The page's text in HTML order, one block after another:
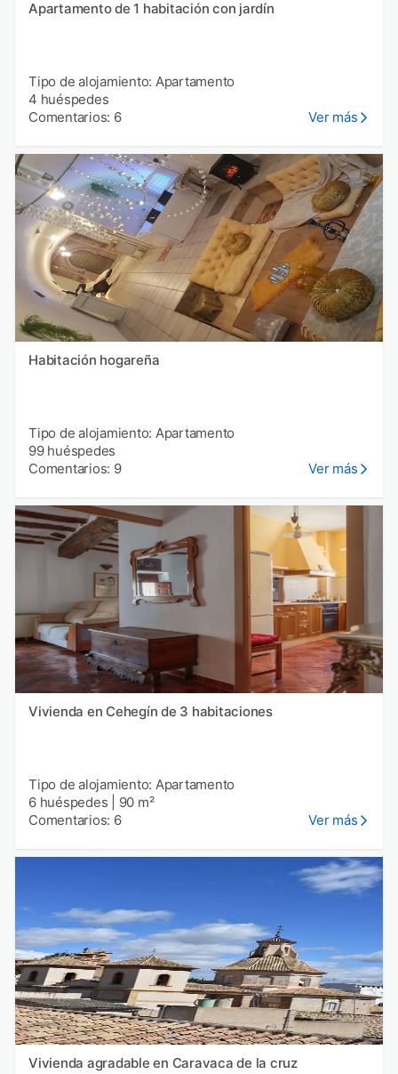
Apartamento de 1 habitación con jardín
Tipo de alojamiento: Apartamento
4 huéspedes
Comentarios: 6
Ver más
Habitación hogareña
Tipo de alojamiento: Apartamento
99 huéspedes
Comentarios: 9
Ver más
Vivienda en Cehegín de 3 habitaciones
Tipo de alojamiento: Apartamento
6 huéspedes
90 m²
Comentarios: 6
Ver más
Vivienda agradable en Caravaca de la cruz